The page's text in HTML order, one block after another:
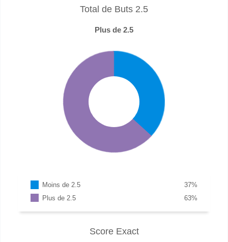
Total de Buts 2.5
Plus de 2.5
Moins de 2.5 %
37
Plus de 2.5
%
63
Score Exact